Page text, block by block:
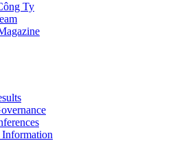
Ty
Information